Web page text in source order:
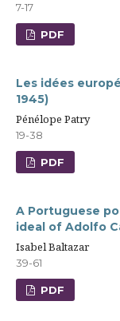
7-17
PDF
Les idées
1945)
Pénélope Patry
19-38
PDF
A Portuguese
ideal of Adolfo
Isabel Baltazar
39-61
PDF